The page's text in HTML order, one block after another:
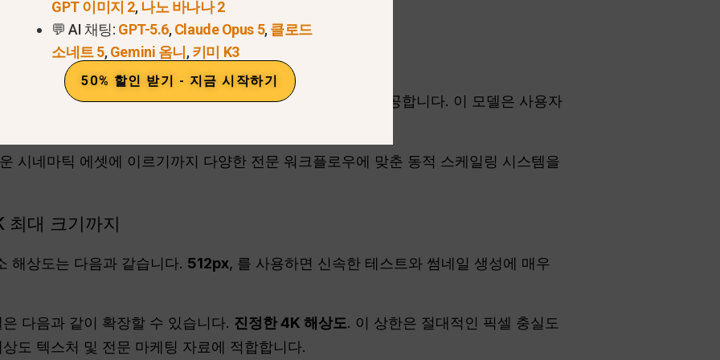
당량에 대한 궁극의 가이드.
원하는 정확한 이미지 해상도
2는 개발자와 디지털 아티스트에게 전례 없는 유연성을 제공합니다. 이 모델은 사용자
시네마틱 에셋에 이르기까지 다양한 전문 워크플로우에 맞춘 동적 스케일링 시스템을
최대 크기까지
해상도는 다음과 같습니다. 512px, 를 사용하면 신속한 테스트와 썸네일 생성에 매우
다음과 같이 확장할 수 있습니다. 진정한 4K 해상도. 이 상한은 절대적인 픽셀 충실도
도 텍스처 및 전문 마케팅 자료에 적합합니다.
GPT 이미지 2, 나노 바나나 2
💬 AI 채팅: GPT-5.6,Claude Opus 5,클로드
소네트 5,Gemini 옴니,키미 K3
50% 할인 받기 - 지금 시작하기